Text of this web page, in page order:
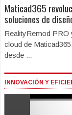
Maticad365
soluciones de
RealityRemod PRO
cloud de
desde ...
INNOVACIÓN Y